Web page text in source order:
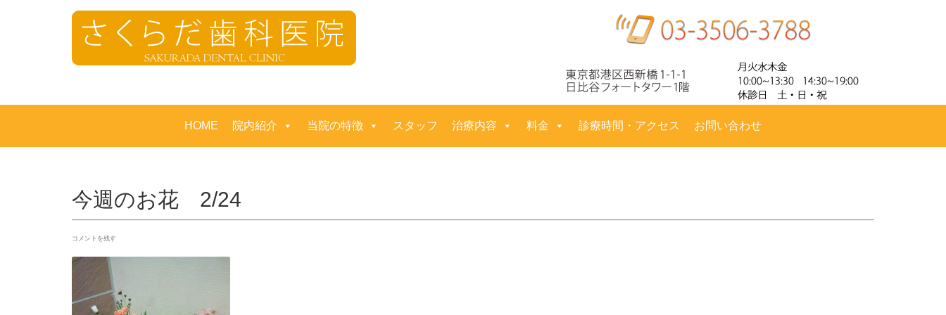
ン
HOME 院内紹介 当院の特徴 スタッフ 治療内容 料金 診療時間・アクセス お問い合わせ
今週のお花 2/24
コメントを残す